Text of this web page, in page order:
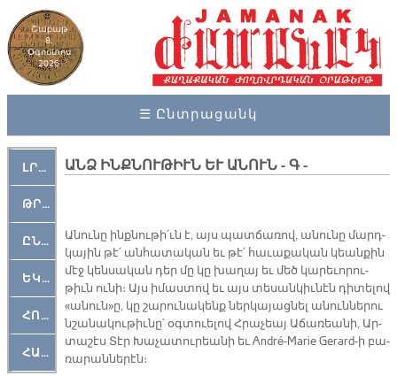
Շաբաթ
8,
Օգոստոս
2026
☰ Ընտրացանկ
ԼՐԱՀՈՍ
ԹՐՔԱՀԱՅ ԿԵԱՆՔ
ԸՆԿԵՐԱՄՇԱԿՈՒԹԱՅԻՆ
ԵԿԵՂԵՑԱԿԱՆ
ՀՈԳԵՄՏԱՒՈՐ
ՀԱՐԹԱԿ
ԱՆՁ ԻՆՔՆՈՒԹԻՒՆ ԵՒ ԱՆՈՒՆ - Գ -
Ա­նու­նը ինք­նու­թի՛ւն է, այս պատ­ճա­ռով, ա­նու­նը մարդ­
կա­յին թէ՛ ան­հա­տա­կան եւ թէ՛ հա­ւա­քա­կան կեան­քին
մէջ կեն­սա­կան դեր մը կը խա­ղայ եւ մեծ կա­րե­ւո­րու­
թիւն ու­նի։ Այս ի­մաս­տով եւ այս տե­սան­կիւ­նէն դի­տե­լով
«ա­նուն»ը, կը շա­րու­նա­կենք ներ­կա­յաց­նել ա­նուն­նե­րու
նշա­նա­կու­թիւ­նը՝ օգ­տուե­լով Հրա­չեայ Ա­ճա­ռեա­նի, Ար­
տա­շէս Տէր Խա­չա­տու­րեա­նի եւ André-Marie Gerard-ի բա­
ռա­րան­նե­րէն։